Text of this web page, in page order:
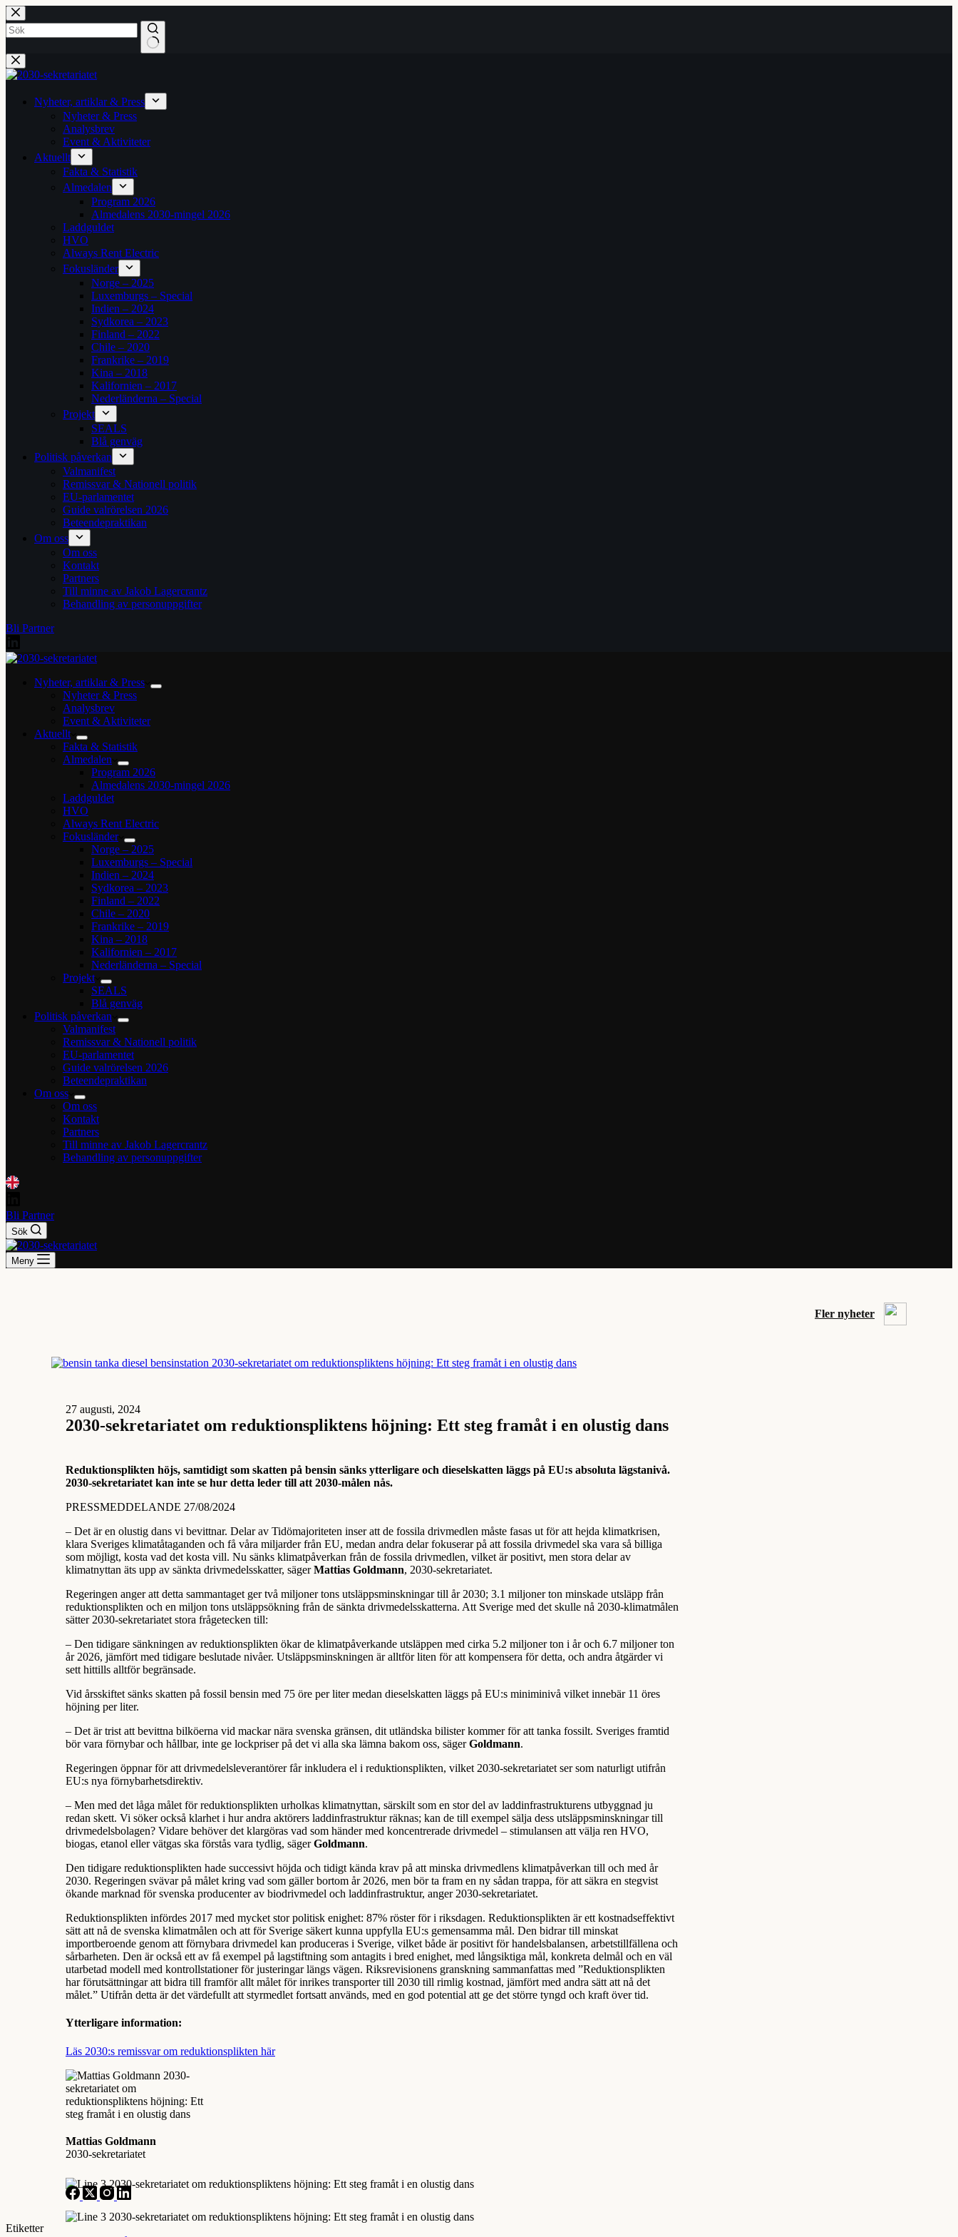
Hoppa
till
innehåll
Inga
resultat
Nyheter, artiklar & Press
Nyheter & Press
Analysbrev
Event & Aktiviteter
Aktuellt
Fakta & Statistik
Almedalen
Program 2026
Almedalens 2030-mingel 2026
Laddguldet
HVO
Always Rent Electric
Fokusländer
Norge – 2025
Luxemburgs – Special
Indien – 2024
Sydkorea – 2023
Finland – 2022
Chile – 2020
Frankrike – 2019
Kina – 2018
Kalifornien – 2017
Nederländerna – Special
Projekt
SEALS
Blå genväg
Politisk påverkan
Valmanifest
Remissvar & Nationell politik
EU-parlamentet
Guide valrörelsen 2026
Beteendepraktikan
Om oss
Om oss
Kontakt
Partners
Till minne av Jakob Lagercrantz
Behandling av personuppgifter
Bli Partner
Nyheter, artiklar & Press
Nyheter & Press
Analysbrev
Event & Aktiviteter
Aktuellt
Fakta & Statistik
Almedalen
Program 2026
Almedalens 2030-mingel 2026
Laddguldet
HVO
Always Rent Electric
Fokusländer
Norge – 2025
Luxemburgs – Special
Indien – 2024
Sydkorea – 2023
Finland – 2022
Chile – 2020
Frankrike – 2019
Kina – 2018
Kalifornien – 2017
Nederländerna – Special
Projekt
SEALS
Blå genväg
Politisk påverkan
Valmanifest
Remissvar & Nationell politik
EU-parlamentet
Guide valrörelsen 2026
Beteendepraktikan
Om oss
Om oss
Kontakt
Partners
Till minne av Jakob Lagercrantz
Behandling av personuppgifter
Bli Partner
Sök
Meny
Fler nyheter
27 augusti, 2024
2030-sekretariatet om reduktionspliktens höjning: Ett steg framåt i en olustig dans
Reduktionsplikten höjs, samtidigt som skatten på bensin sänks ytterligare och dieselskatten läggs på EU:s absoluta lägstanivå.
2030-sekretariatet kan inte se hur detta leder till att 2030-målen nås.
PRESSMEDDELANDE 27/08/2024
– Det är en olustig dans vi bevittnar. Delar av Tidömajoriteten inser att de fossila drivmedlen måste fasas ut för att hejda klimatkrisen,
klara Sveriges klimatåtaganden och få våra miljarder från EU, medan andra delar fokuserar på att fossila drivmedel ska vara så billiga
som möjligt, kosta vad det kosta vill. Nu sänks klimatpåverkan från de fossila drivmedlen, vilket är positivt, men stora delar av
klimatnyttan äts upp av sänkta drivmedelsskatter, sägerMattias Goldmann, 2030-sekretariatet.
Regeringen anger att detta sammantaget ger två miljoner tons utsläppsminskningar till år 2030; 3.1 miljoner ton minskade utsläpp från
reduktionsplikten och en miljon tons utsläppsökning från de sänkta drivmedelsskatterna. Att Sverige med det skulle nå 2030-klimatmålen
sätter 2030-sekretariatet stora frågetecken till:
– Den tidigare sänkningen av reduktionsplikten ökar de klimatpåverkande utsläppen med cirka 5.2 miljoner ton i år och 6.7 miljoner ton
år 2026, jämfört med tidigare beslutade nivåer. Utsläppsminskningen är alltför liten för att kompensera för detta, och andra åtgärder vi
sett hittills alltför begränsade.
Vid årsskiftet sänks skatten på fossil bensin med 75 öre per liter medan dieselskatten läggs på EU:s miniminivå vilket innebär 11 öres
höjning per liter.
– Det är trist att bevittna bilköerna vid mackar nära svenska gränsen, dit utländska bilister kommer för att tanka fossilt. Sveriges framtid
bör vara förnybar och hållbar, inte ge lockpriser på det vi alla ska lämna bakom oss, sägerGoldmann.
Regeringen öppnar för att drivmedelsleverantörer får inkludera el i reduktionsplikten, vilket 2030-sekretariatet ser som naturligt utifrån
EU:s nya förnybarhetsdirektiv.
– Men med det låga målet för reduktionsplikten urholkas klimatnyttan, särskilt som en stor del av laddinfrastrukturens utbyggnad ju
redan skett. Vi söker också klarhet i hur andra aktörers laddinfrastruktur räknas; kan de till exempel sälja dess utsläppsminskningar till
drivmedelsbolagen? Vidare behöver det klargöras vad som händer med koncentrerade drivmedel – stimulansen att välja ren HVO,
biogas, etanol eller vätgas ska förstås vara tydlig, sägerGoldmann.
Den tidigare reduktionsplikten hade successivt höjda och tidigt kända krav på att minska drivmedlens klimatpåverkan till och med år
2030. Regeringen svävar på målet kring vad som gäller bortom år 2026, men bör ta fram en ny sådan trappa, för att säkra en stegvist
ökande marknad för svenska producenter av biodrivmedel och laddinfrastruktur, anger 2030-sekretariatet.
Reduktionsplikten infördes 2017 med mycket stor politisk enighet: 87% röster för i riksdagen. Reduktionsplikten är ett kostnadseffektivt
sätt att nå de svenska klimatmålen och att för Sverige säkert kunna uppfylla EU:s gemensamma mål. Den bidrar till minskat
importberoende genom att förnybara drivmedel kan produceras i Sverige, vilket både är positivt för handelsbalansen, arbetstillfällena och
sårbarheten. Den är också ett av få exempel på lagstiftning som antagits i bred enighet, med långsiktiga mål, konkreta delmål och en väl
utarbetad modell med kontrollstationer för justeringar längs vägen. Riksrevisionens granskning sammanfattas med ”Reduktionsplikten
har förutsättningar att bidra till framför allt målet för inrikes transporter till 2030 till rimlig kostnad, jämfört med andra sätt att nå det
målet.” Utifrån detta är det värdefullt att styrmedlet fortsatt används, med en god potential att ge det större tyngd och kraft över tid.
Ytterligare information:
Läs 2030:s remissvar om reduktionsplikten här
Mattias Goldmann
2030-sekretariatet
Etiketter